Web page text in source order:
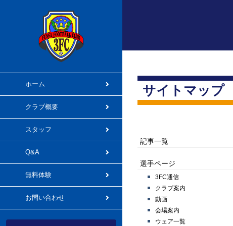
ホーム
クラブ概要
スタッフ
Q&A
無料体験
お問い合わせ
サイトマップ
記事一覧
選手ページ
3FC通信
クラブ案内
動画
会場案内
ウェア一覧